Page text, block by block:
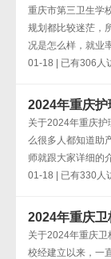
重庆市第三卫生学
规划都比较迷茫，
况是怎么样，就业
01-18 | 已有306人
2024年重庆
关于2024年重庆
么很多人都知道助
师就跟大家详细的
01-18 | 已有330人
2024年重庆
关于2024年重庆卫
校经建立以来，一